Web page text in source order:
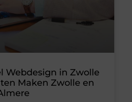
Webdesign in Zwolle
Maken Zwolle en